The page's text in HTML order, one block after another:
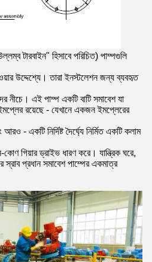
টারবাইন" হিসাবে পরিচিত) পাম্পগুলি
উদ্দেশ্যে। তারা ইনস্টলেশন জন্য ব্যবহৃত
নীচে। এই পাম্প একটি বাটি সমাবেশ যা
রয়েছে - যেখানে একজন ইমপ্লেরের
- একটি নির্দিষ্ট দৈর্ঘ্যে নির্মিত একটি কলাম
কোণ গিয়ার ড্রাইভ ধারণ করে। যান্ত্রিক ঘরে,
স্রাব প্রধান সমাবেশ পাম্পের একমাত্র